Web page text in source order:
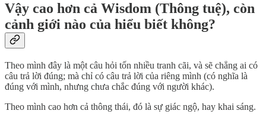
Vậy cao hơn cả Wisdom (Thông tuệ), còn
cảnh giới nào của hiểu biết không?
Theo mình đây là một câu hỏi tốn nhiều tranh cãi, và sẽ chẳng ai có
câu trả lời đúng; mà chỉ có câu trả lời của riêng mình (có nghĩa là
đúng với mình, nhưng chưa chắc đúng với người khác).
Theo mình cao hơn cả thông thái, đó là sự giác ngộ, hay khai sáng.